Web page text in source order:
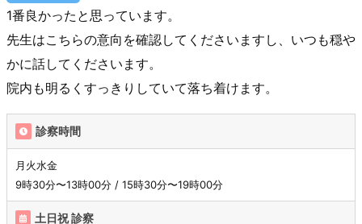
1番良かったと思っています。
先生はこちらの意向を確認してくださいますし、いつも穏や
かに話してくださいます。
院内も明るくすっきりしていて落ち着けます。
診察時間
月火水金
9時30分〜13時00分 / 15時30分〜19時00分
土日祝 診察